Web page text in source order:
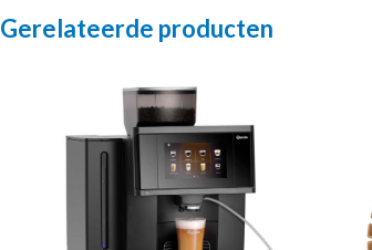
Gerelateerde producten